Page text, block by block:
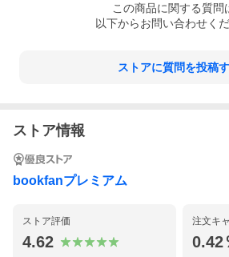
この商品に関する質問
以下からお問い合わせくだ
ストアに質問を投稿
ストア情報
bookfanプレミアム
ストア評価
4.62
注文キ
0.42